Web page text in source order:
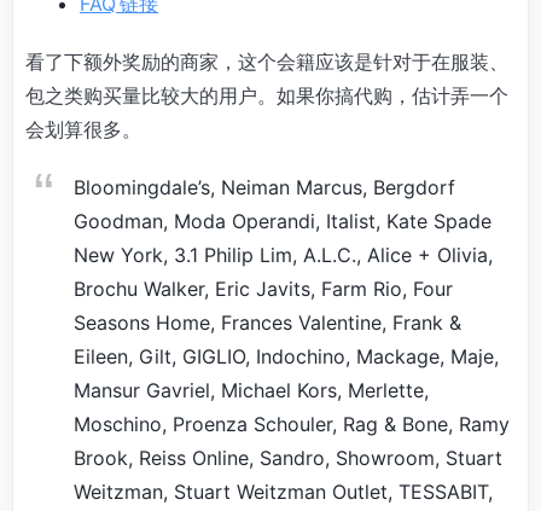
看了下额外奖励的商家，这个会籍应该是针对于在服装、
包之类购买量比较大的用户。如果你搞代购，估计弄一个
会划算很多。
Bloomingdale’s, Neiman Marcus, Bergdorf
Goodman, Moda Operandi, Italist, Kate Spade
New York, 3.1 Philip Lim, A.L.C., Alice + Olivia,
Brochu Walker, Eric Javits, Farm Rio, Four
Seasons Home, Frances Valentine, Frank &
Eileen, Gilt, GIGLIO, Indochino, Mackage, Maje,
Mansur Gavriel, Michael Kors, Merlette,
Moschino, Proenza Schouler, Rag & Bone, Ramy
Brook, Reiss Online, Sandro, Showroom, Stuart
Weitzman, Stuart Weitzman Outlet, TESSABIT,